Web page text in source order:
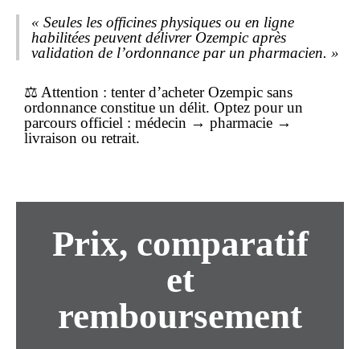
« Seules les officines physiques ou en ligne
habilitées peuvent délivrer Ozempic après
validation de l’ordonnance par un pharmacien. »
⚖️ Attention : tenter d’acheter Ozempic sans
ordonnance constitue un délit. Optez pour un
parcours officiel : médecin → pharmacie →
livraison ou retrait.
Prix, comparatif
et
remboursement